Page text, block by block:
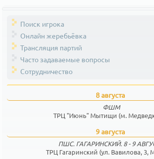
Поиск игрока
Онлайн жеребьёвка
Трансляция партий
Часто задаваемые вопросы
Сотрудничество
8 августа
ФШМ
ТРЦ "Июнь" Мытищи (м.
9 августа
ПШС. ГАГАРИНСКИЙ. 8 - 9
ТРЦ Гагаринский (ул. Вавилова, 3,